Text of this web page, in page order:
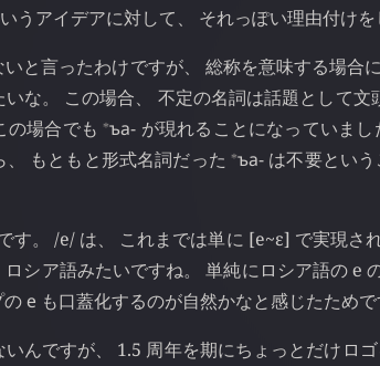
うアイデアに対して、 それっぽい理由付け
と言ったわけですが、 総称を意味する場合
な。 この場合、 不定の名詞は話題として
の場合でも⁎ъа- が現れることになっていま
、 もともと形式名詞だった⁎ъа- は不要とい
す。 /e/ は、 これまでは単に [e~ɛ] で実現さ
シア語みたいですね。 単純にロシア語の е
のе も口蓋化するのが自然かなと感じたため
んですが、 1.5 周年を期にちょっとだけロ